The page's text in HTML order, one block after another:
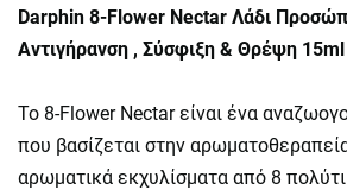
Darphin 8-Flower Nectar Λάδι
Αντιγήρανση , Σύσφιξη & Θρέψη 15ml
Το 8-Flower Nectar είναι ένα
που βασίζεται στην
αρωματικά εκχυλίσματα από 8